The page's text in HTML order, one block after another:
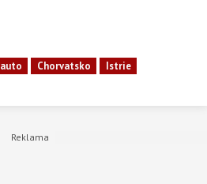
auto Chorvatsko
Istrie